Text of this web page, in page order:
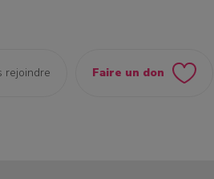
rejoindre Faire un don